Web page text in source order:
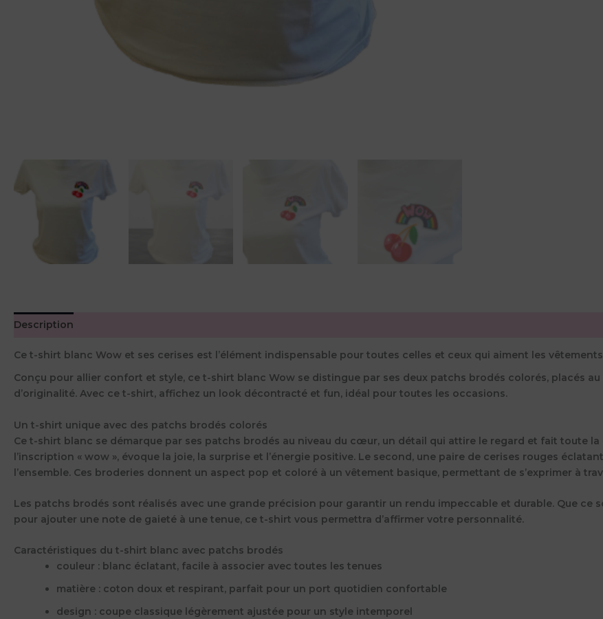
Description
Ce t-shirt blanc Wow et ses cerises est l’élément indispensable pour toutes celles et ceux qui aiment les
Conçu pour allier confort et style, ce t-shirt blanc Wow se distingue par ses deux patchs brodés colorés, placés
d’originalité. Avec ce t-shirt, affichez un look décontracté et fun, idéal pour toutes les occasions.
Un t-shirt unique avec des patchs brodés colorés
Ce t-shirt blanc se démarque par ses patchs brodés au niveau du cœur, un détail qui attire le regard et fait toute
l’inscription « wow », évoque la joie, la surprise et l’énergie positive. Le second, une paire de cerises rouges
l’ensemble. Ces broderies donnent un aspect pop et coloré à un vêtement basique, permettant de s’exprimer à
Les patchs brodés sont réalisés avec une grande précision pour garantir un rendu impeccable et durable. Que
pour ajouter une note de gaieté à une tenue, ce t-shirt vous permettra d’affirmer votre personnalité.
Caractéristiques du t-shirt blanc avec patchs brodés
couleur : blanc éclatant, facile à associer avec toutes les tenues
matière : coton doux et respirant, parfait pour un port quotidien confortable
design : coupe classique légèrement ajustée pour un style intemporel